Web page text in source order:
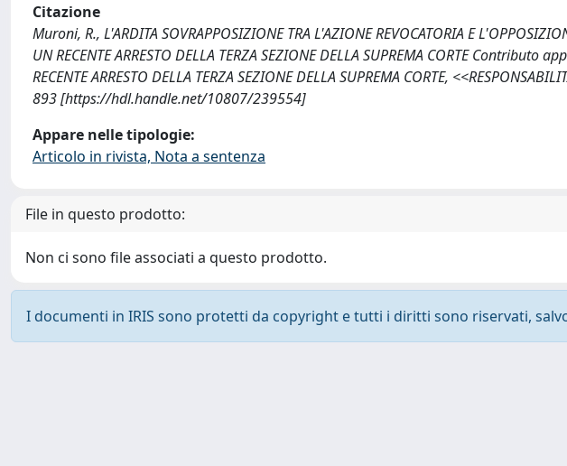
Citazione
Muroni, R., L'ARDITA SOVRAPPOSIZIONE TRA L'AZIONE REVOCATORIA E
UN RECENTE ARRESTO DELLA TERZA SEZIONE DELLA SUPREMA CORTE Contributo
RECENTE ARRESTO DELLA TERZA SEZIONE DELLA SUPREMA CORTE,
893 [https://hdl.handle.net/10807/239554]
Appare nelle tipologie:
Articolo in rivista, Nota a sentenza
File in questo prodotto:
Non ci sono file associati a questo prodotto.
I documenti in IRIS sono protetti da copyright e tutti i diritti sono riservati,